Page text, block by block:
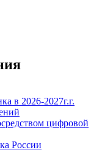
в 2026-2027г.г.
цифровой
России